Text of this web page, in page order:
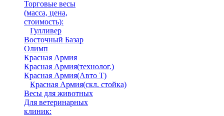
Торговые весы
(масса, цена,
стоимость):
Гулливер
Восточный Базар
Олимп
Красная Армия
Красная Армия(технолог.)
Красная Армия(Авто Т)
Красная Армия(скл. стойка)
Весы для животных
Для ветеринарных
клиник: